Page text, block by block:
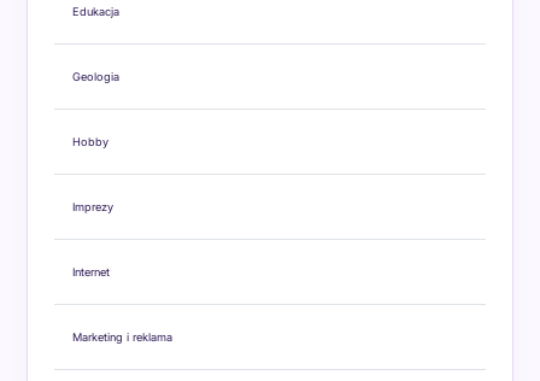
Edukacja
Geologia
Hobby
Imprezy
Internet
Marketing i reklama